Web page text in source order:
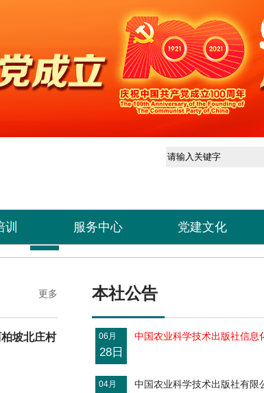
训 服务中心 党建文化
更多
坡北庄村
本社公告
06月
28日
中国农业科学技术出版社信息
04月
中国农业科学技术出版社有限